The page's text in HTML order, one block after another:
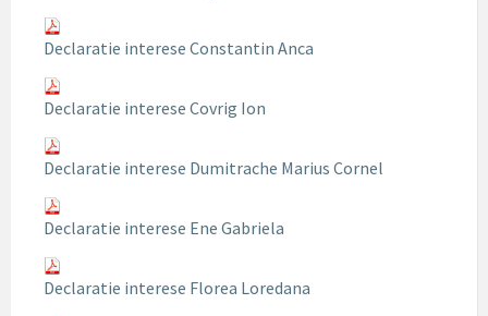
Declaratie interese Constantin Anca
Declaratie interese Covrig Ion
Declaratie interese Dumitrache Marius Cornel
Declaratie interese Ene Gabriela
Declaratie interese Florea Loredana